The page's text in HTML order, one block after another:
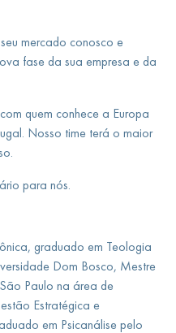
mercado conosco e
fase da sua empresa e da
quem conhece a Europa
Nosso time terá o maior
para nós.
graduado em Teologia
Dom Bosco, Mestre
Paulo na área de
Estratégica e
em Psicanálise pelo